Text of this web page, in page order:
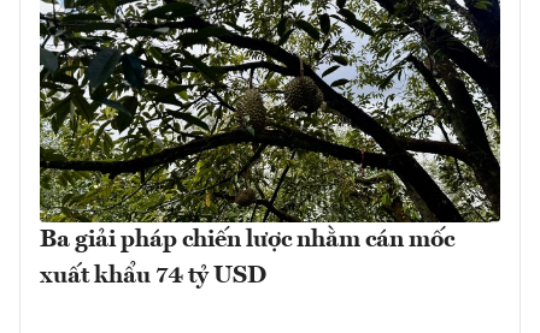
Ba giải pháp chiến lược nhằm cán mốc
xuất khẩu 74 tỷ USD